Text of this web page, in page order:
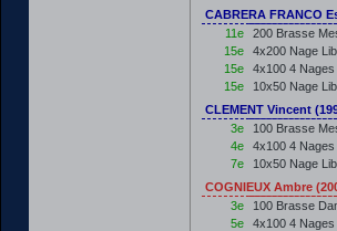
CABRERA FRANCO
11e
200 Brasse
15e
4x200 Nage
15e 4x100 4
15e 10x50 Nage
CLEMENT Vincent
3e
100 Brasse
4e
4x100 4
7e 10x50 Nage
COGNIEUX Ambre
3e
100 Brasse
5e
4x100 4